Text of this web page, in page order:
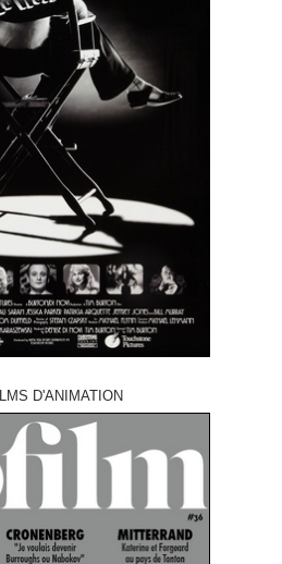
D'ANIMATION